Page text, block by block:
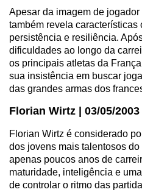
Apesar da imagem de
também revela características
persistência e resiliência.
dificuldades ao longo da
os principais atletas da
sua insistência em buscar
das grandes armas dos
Florian Wirtz | 03/05/
Florian Wirtz é considerado
dos jovens mais talentosos
apenas poucos anos de
maturidade, inteligência e
de controlar o ritmo das